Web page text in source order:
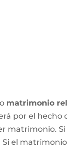
o matrimonio
por el hecho
matrimonio.
el